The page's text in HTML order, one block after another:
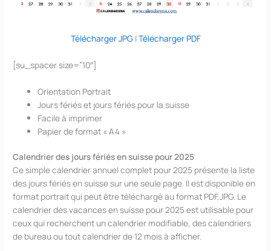
Télécharger JPG|Télécharger PDF
[su_spacer size=”10″]
Orientation Portrait
Jours fériés et jours fériés pour la suisse
Facile à imprimer
Papier de format « A4 »
Calendrier des jours fériés en suisse pour 2025
Ce simple calendrier annuel complet pour 2025 présente la liste
des jours fériés en suisse sur une seule page. Il est disponible en
format portrait qui peut être téléchargé au format PDF,JPG. Le
calendrier des vacances en suisse pour 2025 est utilisable pour
ceux qui recherchent un calendrier modifiable, des calendriers
de bureau ou tout calendrier de 12 mois à afficher.